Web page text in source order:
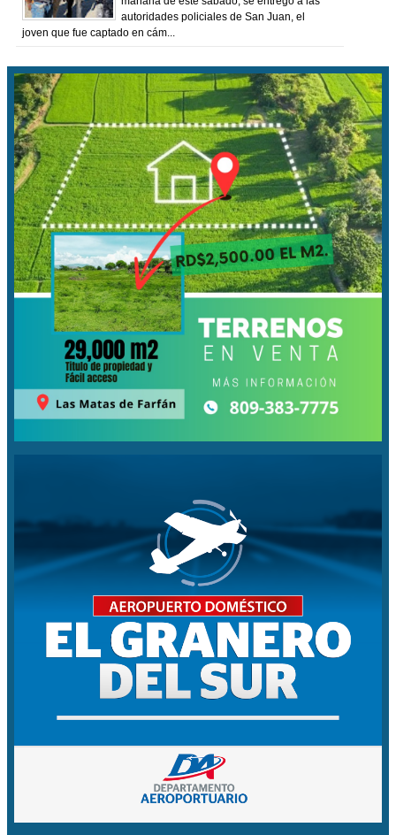
autoridades policiales de San Juan, el
joven que fue captado en cám...